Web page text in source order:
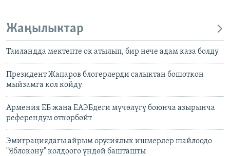
Жаңылыктар
Таиландда мектепте ок атылып, бир нече адам каза болду
Президент Жапаров блогерлерди салыктан бошоткон
мыйзамга кол койду
Армения ЕБ жана ЕАЭБдеги мүчөлүгү боюнча азырынча
референдум өткөрбөйт
Эмиграциядагы айрым орусиялык ишмерлер шайлоодо
"Яблокону" колдоого үндөй башташты